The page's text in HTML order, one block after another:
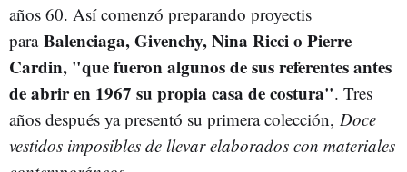
años 60. Así comenzó preparando proyectis
para Balenciaga, Givenchy, Nina Ricci o Pierre
Cardin, "que fueron algunos de sus referentes antes
de abrir en 1967 su propia casa de costura". Tres
años después ya presentó su primera colección, Doce
vestidos imposibles de llevar elaborados con materiales